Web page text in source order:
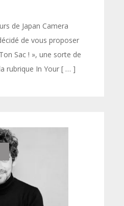
de Japan Camera
de vous proposer
Sac ! », une sorte de
rubrique In Your [ … ]